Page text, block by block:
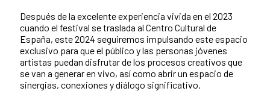
Después de la excelente experiencia vivida en el 2023
cuando el festival se traslada al Centro Cultural de
España, este 2024 seguiremos impulsando este espacio
exclusivo para que el público y las personas jóvenes
artistas puedan disfrutar de los procesos creativos que
se van a generar en vivo, así como abrir un espacio de
sinergias, conexiones y diálogo significativo.